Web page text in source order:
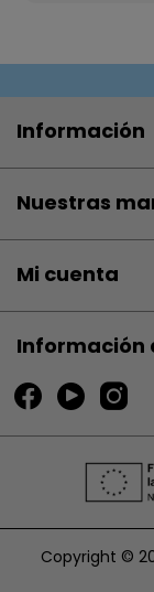
Información
Nuestras
Mi cuenta
Información
Copyright ©